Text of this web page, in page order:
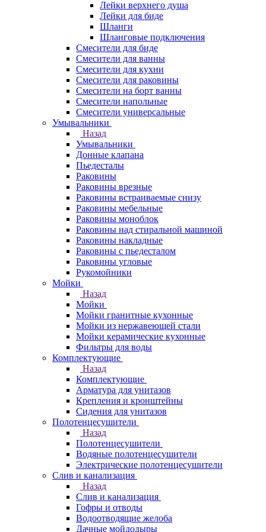
Лейки верхнего душа
Лейки для биде
Шланги
Шланговые подключения
Смесители для биде
Смесители для ванны
Смесители для кухни
Смесители для раковины
Смесители на борт ванны
Смесители напольные
Смесители универсальные
Умывальники
Назад
Умывальники
Донные клапана
Пьедесталы
Раковины
Раковины врезные
Раковины встраиваемые снизу
Раковины мебельные
Раковины моноблок
Раковины над стиральной машиной
Раковины накладные
Раковины с пьедесталом
Раковины угловые
Рукомойники
Мойки
Назад
Мойки
Мойки гранитные кухонные
Мойки из нержавеющей стали
Мойки керамические кухонные
Фильтры для воды
Комплектующие
Назад
Комплектующие
Арматура для унитазов
Крепления и кронштейны
Сидения для унитазов
Полотенцесушители
Назад
Полотенцесушители
Водяные полотенцесушители
Электрические полотенцесушители
Слив и канализация
Назад
Слив и канализация
Гофры и отводы
Водоотводящие желоба
Дачные мойдодыры